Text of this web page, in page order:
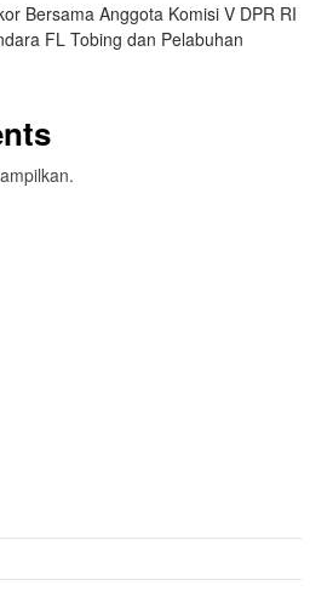
Bersama Anggota Komisi V DPR RI
FL Tobing dan Pelabuhan